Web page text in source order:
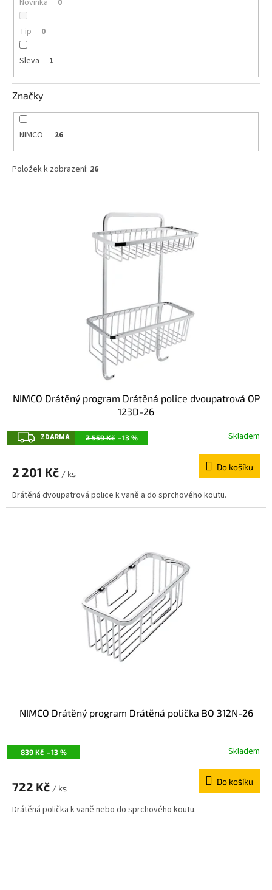
Novinka 0
Tip 0
Sleva 1
Značky
NIMCO 26
Položek k zobrazení: 26
Z
A
R
M
ZDARMA 2 559 Kč –13 %
NIMCO Drátěný program Drátěná police dvoupatrová OP
123D-26
Skladem
2 201 Kč / ks
Do košíku
Drátěná dvoupatrová police k vaně a do sprchového koutu.
839 Kč –13 %
NIMCO Drátěný program Drátěná polička BO 312N-26
Skladem
722 Kč / ks
Do košíku
Drátěná polička k vaně nebo do sprchového koutu.